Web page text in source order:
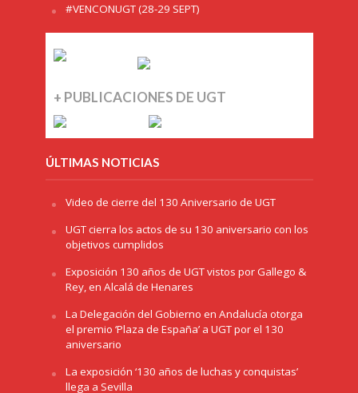
#VENCONUGT (28-29 SEPT)
+ PUBLICACIONES DE UGT
ÚLTIMAS NOTICIAS
Video de cierre del 130 Aniversario de UGT
UGT cierra los actos de su 130 aniversario con los
objetivos cumplidos
Exposición 130 años de UGT vistos por Gallego &
Rey, en Alcalá de Henares
La Delegación del Gobierno en Andalucía otorga
el premio ‘Plaza de España’ a UGT por el 130
aniversario
La exposición ‘130 años de luchas y conquistas’
llega a Sevilla